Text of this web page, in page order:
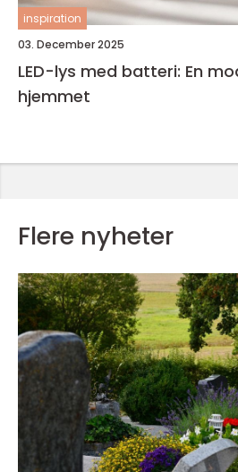
inspiration
03. December 2025
LED-lys med batteri: En
hjemmet
Flere nyheter